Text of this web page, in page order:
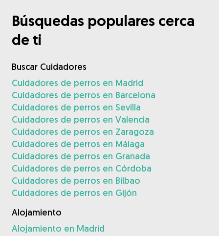
Búsquedas populares cerca
de ti
Buscar Cuidadores
Cuidadores de perros en Madrid
Cuidadores de perros en Barcelona
Cuidadores de perros en Sevilla
Cuidadores de perros en Valencia
Cuidadores de perros en Zaragoza
Cuidadores de perros en Málaga
Cuidadores de perros en Granada
Cuidadores de perros en Córdoba
Cuidadores de perros en Bilbao
Cuidadores de perros en Gijón
Alojamiento
Alojamiento en Madrid